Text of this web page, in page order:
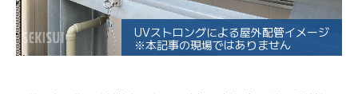
UVストロングによる屋外配管イメージ
※本記事の現場ではありません